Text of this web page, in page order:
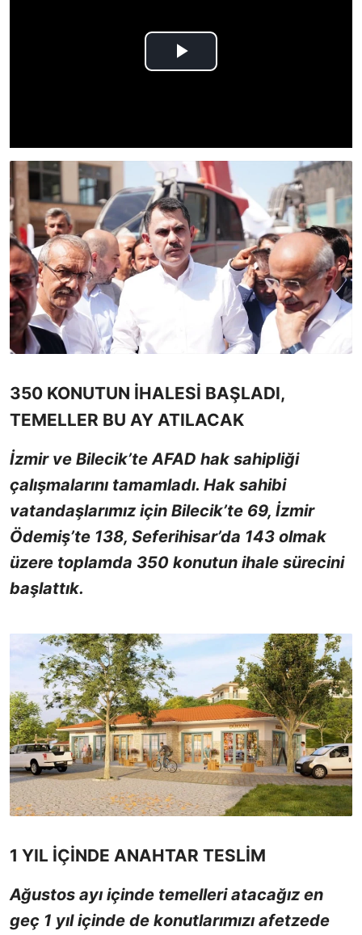
350 KONUTUN İHALESİ BAŞLADI,
TEMELLER BU AY ATILACAK
İzmir ve Bilecik’te AFAD hak sahipliği
çalışmalarını tamamladı. Hak sahibi
vatandaşlarımız için Bilecik’te 69, İzmir
Ödemiş’te 138, Seferihisar’da 143 olmak
üzere toplamda 350 konutun ihale sürecini
başlattık.
1 YIL İÇİNDE ANAHTAR TESLİM
Ağustos ayı içinde temelleri atacağız en
geç 1 yıl içinde de konutlarımızı afetzede